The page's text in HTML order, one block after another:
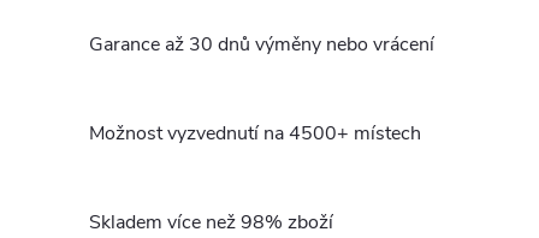
Garance až 30 dnů výměny nebo vrácení
Možnost vyzvednutí na 4500+ místech
Skladem více než 98% zboží